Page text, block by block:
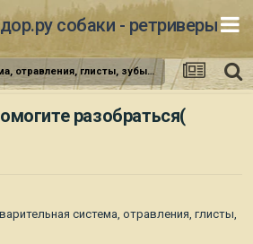
собаки - ретриверы
Пищеварительная система, отравления, глисты, зубы, анальные синусы
разобраться(
система, отравления, глисты,